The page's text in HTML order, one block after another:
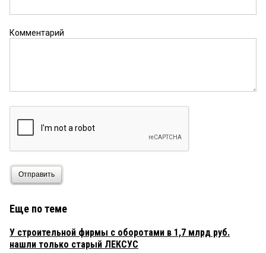
Комментарий
Отправить
Еще по теме
У строительной фирмы с оборотами в 1,7 млрд руб.
нашли только старый ЛЕКСУС